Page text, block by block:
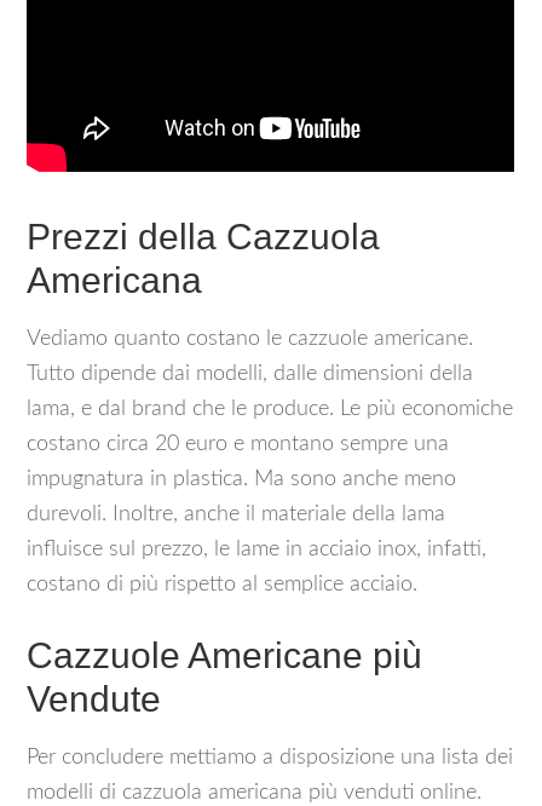
Prezzi della Cazzuola
Americana
Vediamo quanto costano le cazzuole americane.
Tutto dipende dai modelli, dalle dimensioni della
lama, e dal brand che le produce. Le più economiche
costano circa 20 euro e montano sempre una
impugnatura in plastica. Ma sono anche meno
durevoli. Inoltre, anche il materiale della lama
influisce sul prezzo, le lame in acciaio inox, infatti,
costano di più rispetto al semplice acciaio.
Cazzuole Americane più
Vendute
Per concludere mettiamo a disposizione una lista dei
modelli di cazzuola americana più venduti online.